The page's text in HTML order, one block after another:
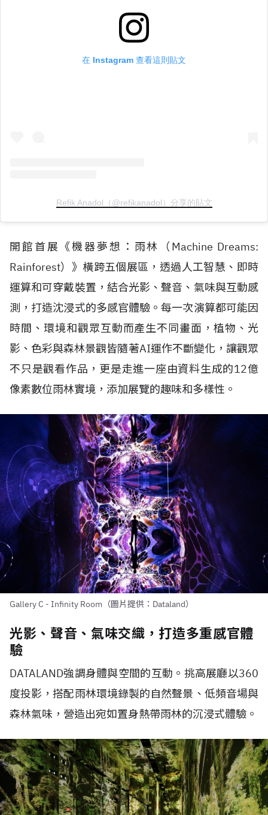
在 Instagram 查看這則貼文
Refik Anadol（@refikanadol）分享的貼文
開館首展《機器夢想：雨林（ Machine Dreams:
Rainforest）》橫跨五個展區，透過人工智慧、即時
運算和可穿戴裝置，結合光影、聲音、氣味與互動感
測，打造沈浸式的多感官體驗。每一次演算都可能因
時間、環境和觀眾互動而產生不同畫面，植物、光
影、色彩與森林景觀皆隨著AI運作不斷變化，讓觀眾
不只是觀看作品，更是走進一座由資料生成的12億
像素數位雨林實境，添加展覽的趣味和多樣性。
Gallery C - Infinity Room（圖片提供：Dataland）
光影、聲音、氣味交織，打造多重感官體
驗
DATALAND強調身體與空間的互動。挑高展廳以360
度投影，搭配雨林環境錄製的自然聲景、低頻音場與
森林氣味，營造出宛如置身熱帶雨林的沉浸式體驗。